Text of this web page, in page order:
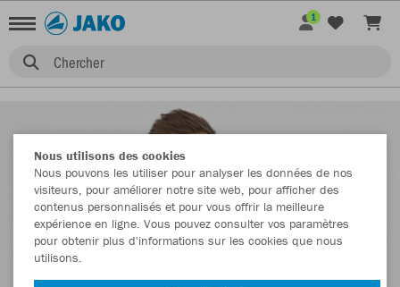
Chercher
1
Nous utilisons des cookies
Nous pouvons les utiliser pour analyser les données de nos
visiteurs, pour améliorer notre site web, pour afficher des
contenus personnalisés et pour vous offrir la meilleure
expérience en ligne. Vous pouvez consulter vos paramètres
pour obtenir plus d'informations sur les cookies que nous
utilisons.